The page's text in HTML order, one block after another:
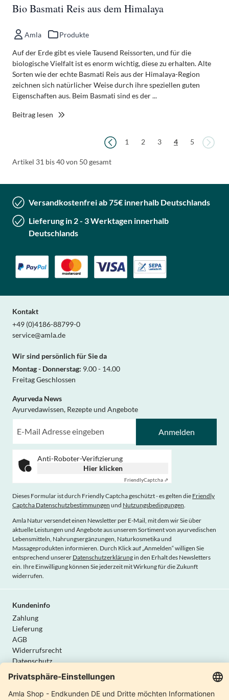
Bio Basmati Reis aus dem Himalaya
Amla Produkte
Auf der Erde gibt es viele Tausend Reissorten, und für die
biologische Vielfalt ist es enorm wichtig, diese zu erhalten. Alte
Sorten wie der echte Basmati Reis aus der Himalaya-Region
zeichnen sich natürlicher Weise durch ihre speziellen guten
Eigenschaften aus. Beim Basmati sind es der ...
Beitrag lesen
Artikel 31 bis 40 von 50 gesamt
Seite Seite
1 Seite
2 Seite
3 Sie lesen gerade
4 Seite
5
Seite
Versandkostenfrei ab 75€ innerhalb Deutschlands
Lieferung in 2 - 3 Werktagen innerhalb
Deutschlands
Kontakt
+49 (0)4186-88799-0
service@amla.de
Wir sind persönlich für Sie da
Montag - Donnerstag: 9.00 - 14.00
Freitag Geschlossen
Ayurveda News
Ayurvedawissen, Rezepte und Angebote
Anmelden
Anti-Roboter-Verifizierung
Hier klicken
FriendlyCaptcha ⇗
Dieses Formular ist durch Friendly Captcha geschützt - es gelten die Friendly
Captcha Datenschutzbestimmungen und Nutzungsbedingungen.
Amla Natur versendet einen Newsletter per E-Mail, mit dem wir Sie über
aktuelle Leistungen und Angebote aus unserem Sortiment von ayurvedischen
Lebensmitteln, Nahrungsergänzungen, Naturkosmetika und
Massageprodukten informieren. Durch Klick auf „Anmelden“ willigen Sie
entsprechend unserer Datenschutzerklärung in den Erhalt des Newsletters
ein. Ihre Einwilligung können Sie jederzeit mit Wirkung für die Zukunft
widerrufen.
Kundeninfo
Zahlung
Lieferung
AGB
Widerrufsrecht
Datenschutz
Vertrag widerrufen